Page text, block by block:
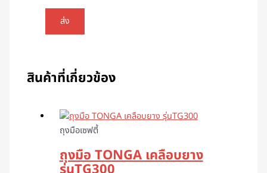
สินค้าที่เกี่ยวข้อง
ถุงมือเซฟตี้
ถุงมือ TONGA เคลือบยาง